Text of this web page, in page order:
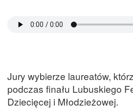
Jury wybierze laureatów,
podczas finału Lubuskiego
Dziecięcej i Młodzieżowej.